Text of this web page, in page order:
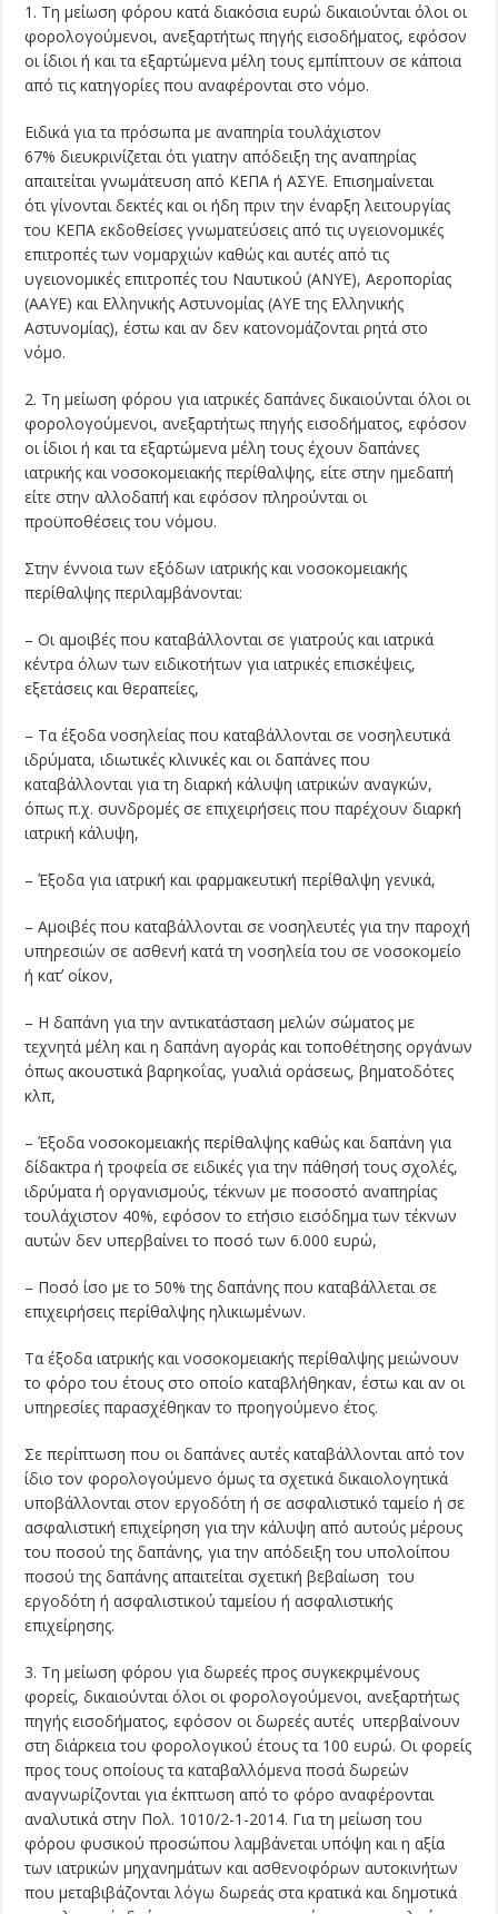
1. Τη μείωση φόρου κατά διακόσια ευρώ δικαιούνται όλοι οι
φορολογούμενοι, ανεξαρτήτως πηγής εισοδήματος, εφόσον
οι ίδιοι ή και τα εξαρτώμενα μέλη τους εμπίπτουν σε κάποια
από τις κατηγορίες που αναφέρονται στο νόμο.
Ειδικά για τα πρόσωπα με αναπηρία τουλάχιστον
67% διευκρινίζεται ότι γιατην απόδειξη της αναπηρίας
απαιτείται γνωμάτευση από ΚΕΠΑ ή ΑΣΥΕ. Επισημαίνεται
ότι γίνονται δεκτές και οι ήδη πριν την έναρξη λειτουργίας
του ΚΕΠΑ εκδοθείσες γνωματεύσεις από τις υγειονομικές
επιτροπές των νομαρχιών καθώς και αυτές από τις
υγειονομικές επιτροπές του Ναυτικού (ΑΝΥΕ), Αεροπορίας
(ΑΑΥΕ) και Ελληνικής Αστυνομίας (ΑΥΕ της Ελληνικής
Αστυνομίας), έστω και αν δεν κατονομάζονται ρητά στο
νόμο.
2. Τη μείωση φόρου για ιατρικές δαπάνες δικαιούνται όλοι οι
φορολογούμενοι, ανεξαρτήτως πηγής εισοδήματος, εφόσον
οι ίδιοι ή και τα εξαρτώμενα μέλη τους έχουν δαπάνες
ιατρικής και νοσοκομειακής περίθαλψης, είτε στην ημεδαπή
είτε στην αλλοδαπή και εφόσον πληρούνται οι
προϋποθέσεις του νόμου.
Στην έννοια των εξόδων ιατρικής και νοσοκομειακής
περίθαλψης περιλαμβάνονται:
– Οι αμοιβές που καταβάλλονται σε γιατρούς και ιατρικά
κέντρα όλων των ειδικοτήτων για ιατρικές επισκέψεις,
εξετάσεις και θεραπείες,
– Τα έξοδα νοσηλείας που καταβάλλονται σε νοσηλευτικά
ιδρύματα, ιδιωτικές κλινικές και οι δαπάνες που
καταβάλλονται για τη διαρκή κάλυψη ιατρικών αναγκών,
όπως π.χ. συνδρομές σε επιχειρήσεις που παρέχουν διαρκή
ιατρική κάλυψη,
– Έξοδα για ιατρική και φαρμακευτική περίθαλψη γενικά,
– Αμοιβές που καταβάλλονται σε νοσηλευτές για την παροχή
υπηρεσιών σε ασθενή κατά τη νοσηλεία του σε νοσοκομείο
ή κατʼ οίκον,
– Η δαπάνη για την αντικατάσταση μελών σώματος με
τεχνητά μέλη και η δαπάνη αγοράς και τοποθέτησης οργάνων
όπως ακουστικά βαρηκοΐας, γυαλιά οράσεως, βηματοδότες
κλπ,
– Έξοδα νοσοκομειακής περίθαλψης καθώς και δαπάνη για
δίδακτρα ή τροφεία σε ειδικές για την πάθησή τους σχολές,
ιδρύματα ή οργανισμούς, τέκνων με ποσοστό αναπηρίας
τουλάχιστον 40%, εφόσον το ετήσιο εισόδημα των τέκνων
αυτών δεν υπερβαίνει το ποσό των 6.000 ευρώ,
– Ποσό ίσο με το 50% της δαπάνης που καταβάλλεται σε
επιχειρήσεις περίθαλψης ηλικιωμένων.
Τα έξοδα ιατρικής και νοσοκομειακής περίθαλψης μειώνουν
το φόρο του έτους στο οποίο καταβλήθηκαν, έστω και αν οι
υπηρεσίες παρασχέθηκαν το προηγούμενο έτος.
Σε περίπτωση που οι δαπάνες αυτές καταβάλλονται από τον
ίδιο τον φορολογούμενο όμως τα σχετικά δικαιολογητικά
υποβάλλονται στον εργοδότη ή σε ασφαλιστικό ταμείο ή σε
ασφαλιστική επιχείρηση για την κάλυψη από αυτούς μέρους
του ποσού της δαπάνης, για την απόδειξη του υπολοίπου
ποσού της δαπάνης απαιτείται σχετική βεβαίωση του
εργοδότη ή ασφαλιστικού ταμείου ή ασφαλιστικής
επιχείρησης.
3. Τη μείωση φόρου για δωρεές προς συγκεκριμένους
φορείς, δικαιούνται όλοι οι φορολογούμενοι, ανεξαρτήτως
πηγής εισοδήματος, εφόσον οι δωρεές αυτές υπερβαίνουν
στη διάρκεια του φορολογικού έτους τα 100 ευρώ. Οι φορείς
προς τους οποίους τα καταβαλλόμενα ποσά δωρεών
αναγνωρίζονται για έκπτωση από το φόρο αναφέρονται
αναλυτικά στην Πολ. 1010/2-1-2014. Για τη μείωση του
φόρου φυσικού προσώπου λαμβάνεται υπόψη και η αξία
των ιατρικών μηχανημάτων και ασθενοφόρων αυτοκινήτων
που μεταβιβάζονται λόγω δωρεάς στα κρατικά και δημοτικά